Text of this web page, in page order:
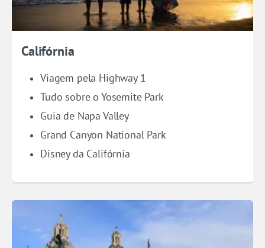
Califórnia
Viagem pela Highway 1
Tudo sobre o Yosemite Park
Guia de Napa Valley
Grand Canyon National Park
Disney da Califórnia